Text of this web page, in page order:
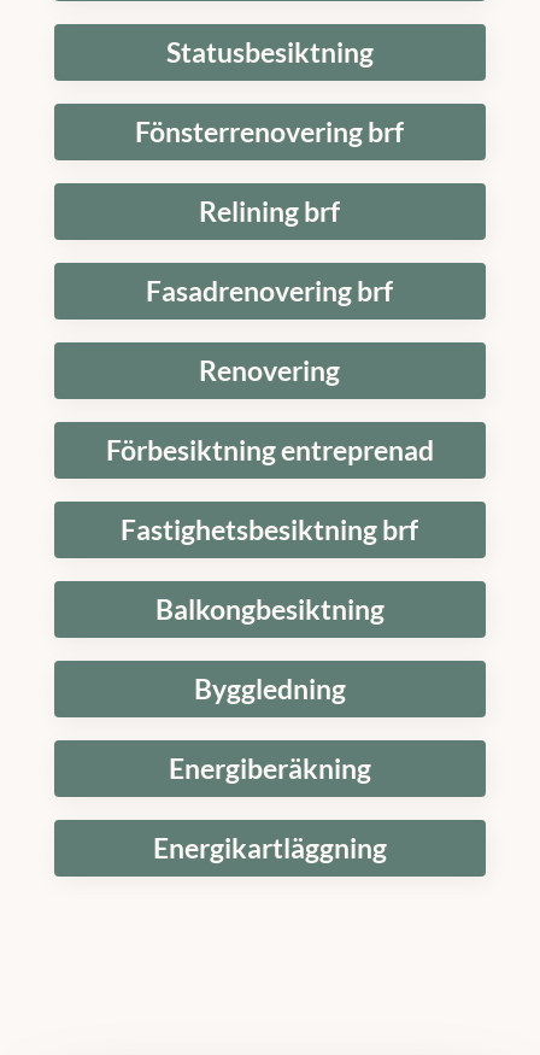
Statusbesiktning
Fönsterrenovering brf
Relining brf
Fasadrenovering brf
Renovering
Förbesiktning entreprenad
Fastighetsbesiktning brf
Balkongbesiktning
Byggledning
Energiberäkning
Energikartläggning